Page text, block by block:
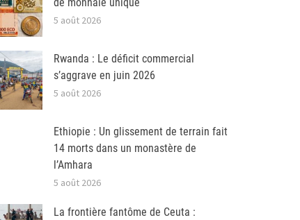
5 août 2026
Rwanda : Le déficit commercial
s’aggrave en juin 2026
5 août 2026
Ethiopie : Un glissement de terrain fait
14 morts dans un monastère de
l’Amhara
5 août 2026
La frontière fantôme de Ceuta :